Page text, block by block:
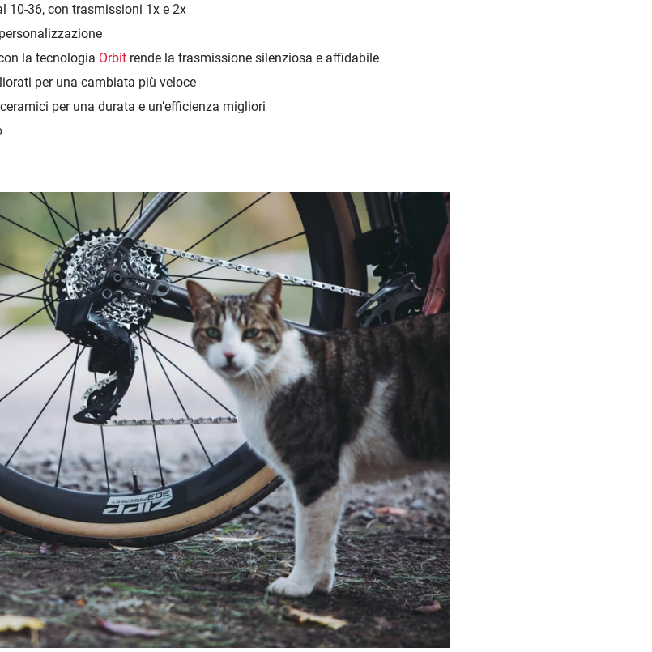
10-36, con trasmissioni 1x e 2x
la tecnologia Orbitrende la trasmissione silenziosa e affidabile
per una cambiata più veloce
per una durata e un’efficienza migliori